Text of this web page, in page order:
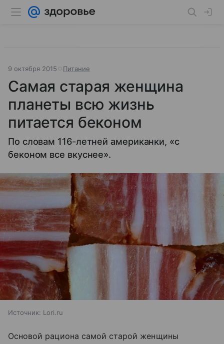
9 октября 2015 Питание
Самая старая женщина
планеты всю жизнь
питается беконом
По словам 116-летней американки, «с
беконом все вкуснее».
Источник: Lori.ru
Основой рациона самой старой женщины